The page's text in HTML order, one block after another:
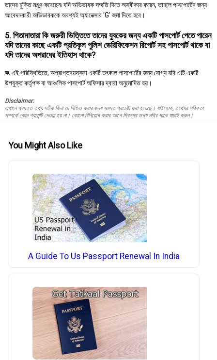
তাদের চুক্তি মঞ্জুর করেছেন৷ যদি অভিভাবক সম্মতি দিতে অস্বীকার করেন, তাহলে পাসপোর্টের জন্য
আবেদনকারী অভিভাবককে অবশ্যই অ্যানেক্সার 'G' জমা দিতে হবে।
5. পিতামাতারা কি জরুরী ভিত্তিতে তাদের যুবকের জন্য একটি পাসপোর্ট পেতে পারেন
যদি তাদের কাছে একটি প্রতিকূল পুলিশ ভেরিফিকেশন রিপোর্ট সহ পাসপোর্ট থাকে বা
যদি তাদের অপরাধের ইতিহাস থাকে?
ক.এই পরিস্থিতিতে, অপ্রাপ্তবয়স্করা একটি তৎকাল পাসপোর্টের জন্য যোগ্য যদি এটি একটি
উপযুক্ত কর্তৃপক্ষ বা আঞ্চলিক পাসপোর্ট অফিসার দ্বারা অনুমোদিত হয়।
Disclaimer:
এখানে প্রদত্ত তথ্য সঠিক কিনা তা নিশ্চিত করার জন্য সমস্ত প্রচেষ্টা করা হয়েছে। যাইহোক, তথ্যের সঠিকতা
সম্পর্কে কোন গ্যারান্টি দেওয়া হয় না। কোনো বিনিয়োগ করার আগে স্কিমের তথ্য নথির সাথে যাচাই করুন।
You Might Also Like
A Guide To Us Passport Renewal In India